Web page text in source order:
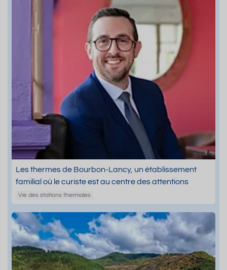
Les thermes de Bourbon-Lancy, un établissement
familial où le curiste est au centre des attentions
Vie des stations thermales